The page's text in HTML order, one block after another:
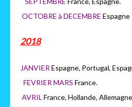
OCTOBRE à DECEMBRE Espagne
2018
JANVIER Espagne,
FEVRIER MARS
AVRIL France, Hollande,